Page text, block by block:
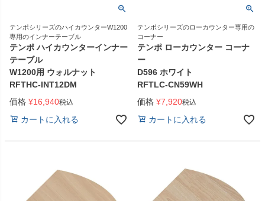
テンポシリーズのハイカウンターW1200
専用のインナーテーブル
テンポ ハイカウンターインナー
テーブル
W1200用 ウォルナット
RFTHC-INT12DM
価格 ¥16,940税込
カートに入れる
テンポシリーズのローカウンター専用の
コーナー
テンポ ローカウンター コーナ
ー
D596 ホワイト
RFTLC-CN59WH
価格 ¥7,920税込
カートに入れる